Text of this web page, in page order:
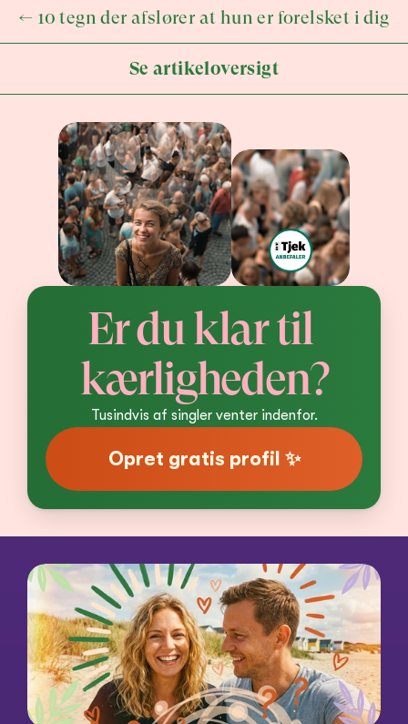
← 10 tegn der afslører at hun er forelsket i dig
Se artikeloversigt
Er du klar til
kærligheden?
Tusindvis af singler venter indenfor.
Opret gratis profil ✨